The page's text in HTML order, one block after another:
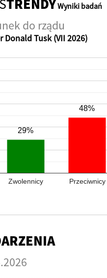
TRENDYWyniki badań